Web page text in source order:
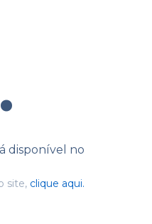
disponível no
site, clique aqui.